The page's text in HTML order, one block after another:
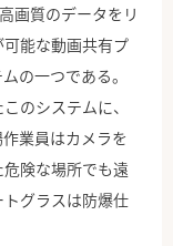
画質のデータをリ
能な動画共有プ
の一つである。
のシステムに、
業員はカメラを
険な場所でも遠
グラスは防爆仕